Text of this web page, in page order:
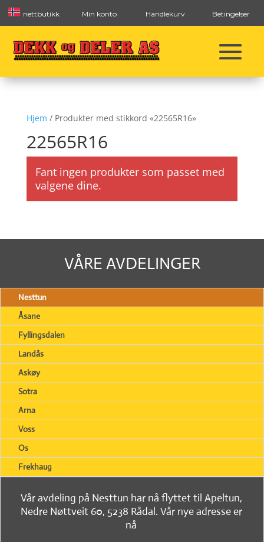
nettbutikk Min konto Handlekurv Betingelser
Hjem / Produkter med stikkord «22565R16»
22565R16
Fant ingen produkter som passet med
valgene dine.
VÅRE AVDELINGER
Nesttun
Åsane
Fyllingsdalen
Landås
Askøy
Sotra
Arna
Voss
Os
Frekhaug
Vår avdeling på Nesttun har nå flyttet til Apeltun,
Nedre Nøttveit 60, 5238 Rådal. Vår nye adresse er
nå